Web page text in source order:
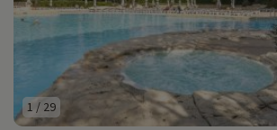
1 / 29